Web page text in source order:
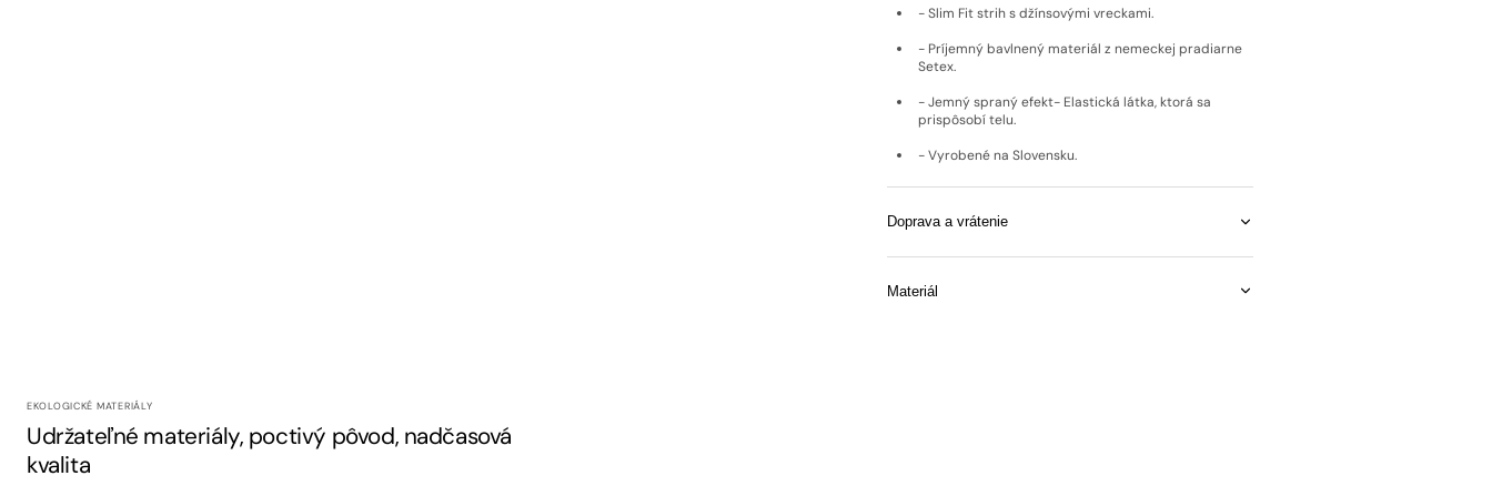
- Slim Fit strih s džínsovými vreckami.
- Príjemný bavlnený materiál z nemeckej pradiarne
Setex.
- Jemný spraný efekt- Elastická látka, ktorá sa
prispôsobí telu.
- Vyrobené na Slovensku.
Doprava a vrátenie
Materiál
EKOLOGICKÉ MATERIÁLY
Udržateľné materiály, poctivý pôvod, nadčasová
kvalita